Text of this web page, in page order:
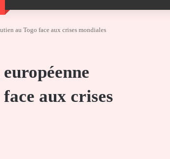
au Togo face aux crises mondiales
aux crises